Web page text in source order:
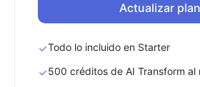
Actualizar plan
Todo lo incluido en Starter
500 créditos de AI Transform al